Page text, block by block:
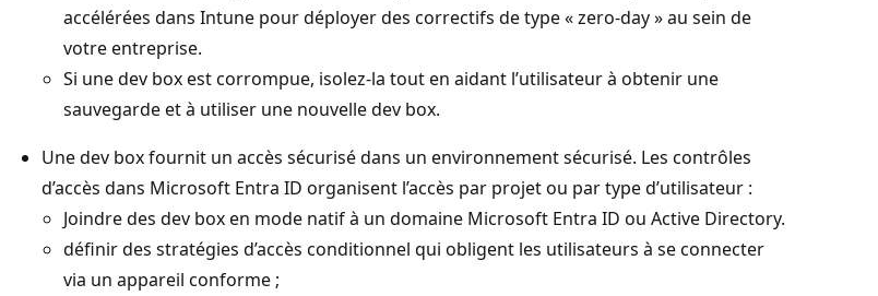
accélérées dans Intune pour déployer des correctifs de type « zero-day » au sein de
votre entreprise.
Si une dev box est corrompue, isolez-la tout en aidant l’utilisateur à obtenir une
sauvegarde et à utiliser une nouvelle dev box.
Une dev box fournit un accès sécurisé dans un environnement sécurisé. Les contrôles
d’accès dans Microsoft Entra ID organisent l’accès par projet ou par type d’utilisateur :
Joindre des dev box en mode natif à un domaine Microsoft Entra ID ou Active Directory.
définir des stratégies d’accès conditionnel qui obligent les utilisateurs à se connecter
via un appareil conforme ;